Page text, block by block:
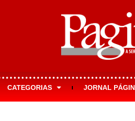
CATEGORIAS JORNAL